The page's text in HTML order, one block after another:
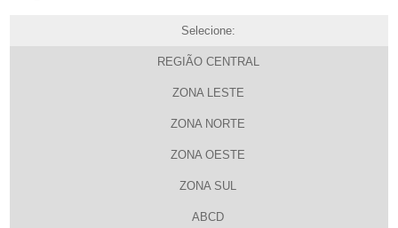
Selecione:
REGIÃO CENTRAL
ZONA LESTE
ZONA NORTE
ZONA OESTE
ZONA SUL
ABCD